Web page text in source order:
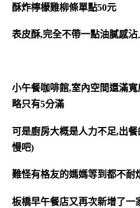
酥炸檸檬雞柳條單點50元
表皮酥,完全不帶一點油膩感
小午餐咖啡館,室內空間還滿
略只有5分滿
可是廚房大概是人力不足,出
慢吧)
難怪有格友的媽媽等到都不耐
板橋早午餐店又再次新增了一